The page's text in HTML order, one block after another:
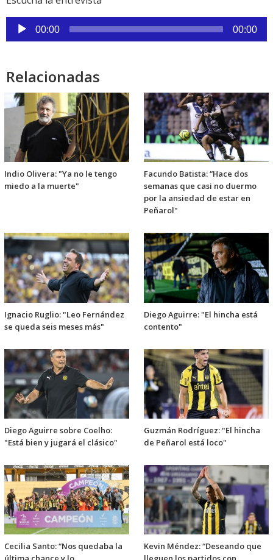
Reproductor
de
00:00 00:00
Relacionadas
Indio Olivera: "Ya no le tengo
miedo a la muerte"
Facundo Batista: “Hace dos
semanas que casi no duermo
por la ansiedad de estar en
Peñarol"
Ignacio Ruglio: "Leo Fernández
se queda seis meses más"
Diego Aguirre: "El hincha está
contento"
Diego Aguirre sobre Coelho:
"Está bien y jugará el clásico"
Guzmán Rodríguez: "El hincha
de Peñarol está loco"
Cecilia Santo: “Nos quedaba la
Kevin Méndez: “Deseando que